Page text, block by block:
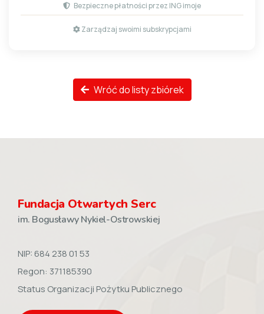
Bezpieczne płatności przez ING imoje
Zarządzaj swoimi subskrypcjami
Wróć do listy zbiórek
Fundacja Otwartych Serc
im. Bogusławy Nykiel-Ostrowskiej
NIP: 684 238 01 53
Regon: 371185390
Status Organizacji Pożytku Publicznego